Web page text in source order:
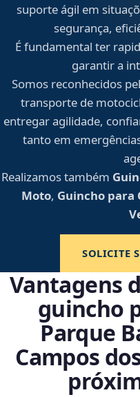
suporte ágil em
segurança,
É fundamental ter
garantir a
Somos reconhecidos
transporte de
entregar agilidade,
tanto em
Realizamos também
Moto, Guincho para
SOLICITE
Vantagens
guincho
Parque
Campos